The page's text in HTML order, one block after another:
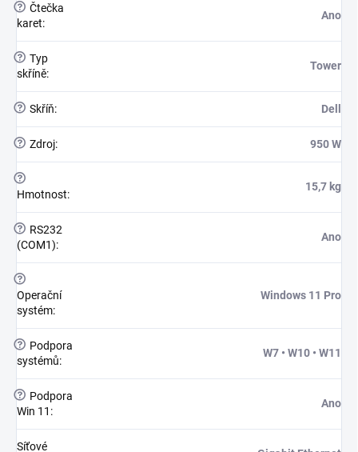
? Čtečka
karet:
Ano
? Typ
skříně:
Tower
? Skříň: Dell
? Zdroj: 950 W
?
Hmotnost:
15,7 kg
?
RS232
(COM1):
Ano
?
Operační
systém:
Windows 11 Pro
?
Podpora
systémů:
W7 • W10 • W11
?
Podpora
Win 11 :
Ano
Síťové